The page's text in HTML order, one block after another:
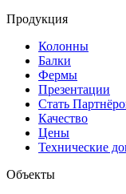
Продукция
Колонны
Балки
Фермы
Презентации
Стать
Качество
Цены
Технические
Объекты